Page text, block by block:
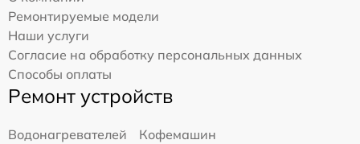
Ремонтируемые модели
Наши услуги
Согласие на обработку персональных данных
Способы оплаты
Ремонт устройств
Водонагревателей
Кофемашин